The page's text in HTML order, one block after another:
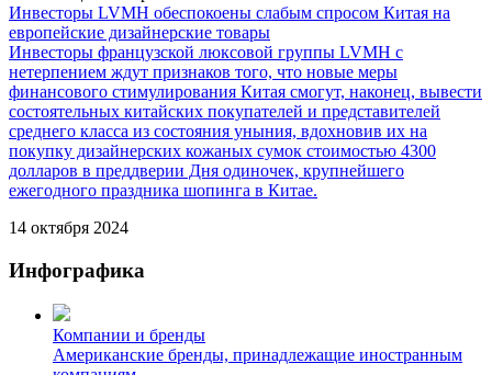
Инвесторы LVMH обеспокоены слабым спросом Китая на
европейские дизайнерские товары
Инвесторы французской люксовой группы LVMH с
нетерпением ждут признаков того, что новые меры
финансового стимулирования Китая смогут, наконец, вывести
состоятельных китайских покупателей и представителей
среднего класса из состояния уныния, вдохновив их на
покупку дизайнерских кожаных сумок стоимостью 4300
долларов в преддверии Дня одиночек, крупнейшего
ежегодного праздника шопинга в Китае.
14 октября 2024
Инфографика
Компании и бренды
Американские бренды, принадлежащие иностранным